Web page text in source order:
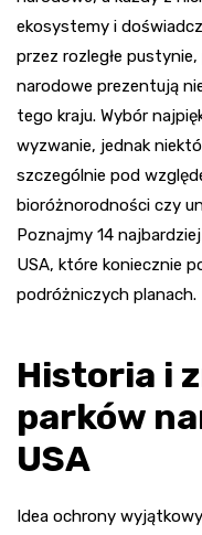
ekosystemy i
przez rozległe
narodowe prezentują
tego kraju. Wybór
wyzwanie, jednak
szczególnie pod
bioróżnorodności czy
Poznajmy 14
USA, które koniecznie
podróżniczych planach.
Historia i
parków
USA
Idea ochrony